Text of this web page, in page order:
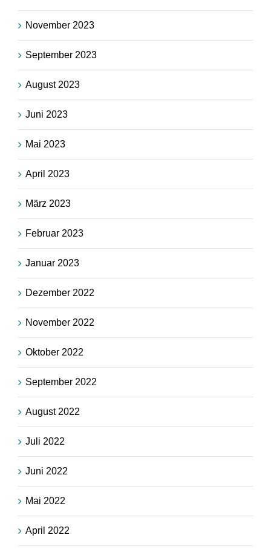
November 2023
September 2023
August 2023
Juni 2023
Mai 2023
April 2023
März 2023
Februar 2023
Januar 2023
Dezember 2022
November 2022
Oktober 2022
September 2022
August 2022
Juli 2022
Juni 2022
Mai 2022
April 2022